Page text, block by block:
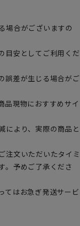
場合がございますの
目安としてご利用くだ
誤差が生じる場合がご
品現物におすすめサイ
により、実際の商品と
注文いただいたタイミ
。予めご了承くださ
てはお急ぎ発送サービ